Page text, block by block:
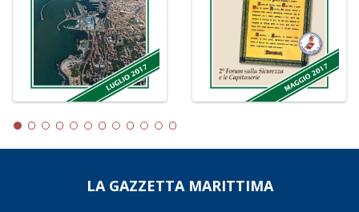
LA GAZZETTA MARITTIMA